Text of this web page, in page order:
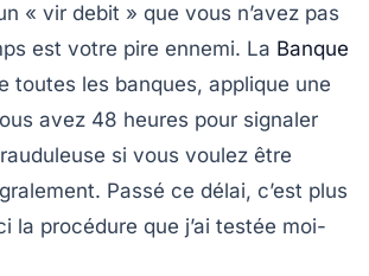
« vir debit » que vous n’avez pas
est votre pire ennemi. La Banque
toutes les banques, applique une
avez 48 heures pour signaler
si vous voulez être
Passé ce délai, c’est plus
la procédure que j’ai testée moi-